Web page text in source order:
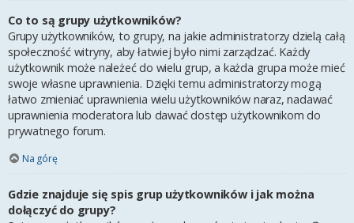
Co to są grupy użytkowników?
Grupy użytkowników, to grupy, na jakie administratorzy dzielą całą
społeczność witryny, aby łatwiej było nimi zarządzać. Każdy
użytkownik może należeć do wielu grup, a każda grupa może mieć
swoje własne uprawnienia. Dzięki temu administratorzy mogą
łatwo zmieniać uprawnienia wielu użytkowników naraz, nadawać
uprawnienia moderatora lub dawać dostęp użytkownikom do
prywatnego forum.
Na górę
Gdzie znajduje się spis grup użytkowników i jak można
dołączyć do grupy?